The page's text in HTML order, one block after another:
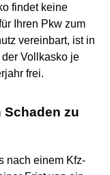
findet keine
Ihren Pkw zum
vereinbart, ist in
Vollkasko je
frei.
Schaden zu
nach einem Kfz-